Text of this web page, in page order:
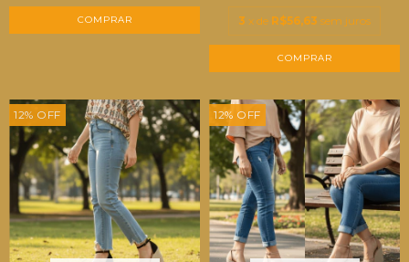
COMPRAR 3 x de R$56,63 sem juros
COMPRAR
12% OFF 12% OFF